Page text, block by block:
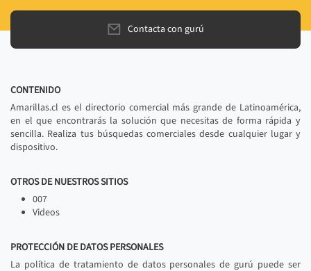
Contacta con gurú
CONTENIDO
Amarillas.cl es el directorio comercial más grande de Latinoamérica,
en el que encontrarás la solución que necesitas de forma rápida y
sencilla. Realiza tus búsquedas comerciales desde cualquier lugar y
dispositivo.
OTROS DE NUESTROS SITIOS
007
Videos
PROTECCIÓN DE DATOS PERSONALES
La política de tratamiento de datos personales de gurú puede ser